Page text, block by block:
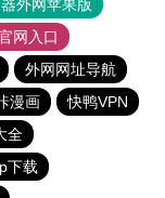
外网苹果版
网入口
外网网址导航
漫画
快鸭VPN
全
下载